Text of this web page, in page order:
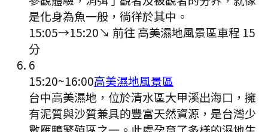
是化身為魚一般，徜徉於其中。
15:05→15:20↘ 前往 高美濕地風景區車程 15
分
6
15:20~16:00高美濕地風景區
台中高美濕地，位於清水區大甲溪出海口，擁
有泥質與沙質兼具的豐富天然資源，是台灣少